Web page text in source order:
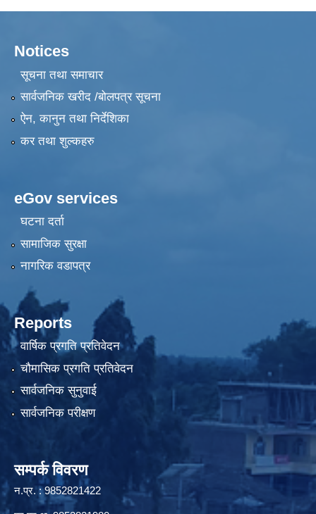
Notices
सूचना तथा समाचार
सार्वजनिक खरीद /बोलपत्र सूचना
ऐन, कानुन तथा निर्देशिका
कर तथा शुल्कहरु
eGov services
घटना दर्ता
सामाजिक सुरक्षा
नागरिक वडापत्र
Reports
वार्षिक प्रगति प्रतिवेदन
चौमासिक प्रगति प्रतिवेदन
सार्वजनिक सुनुवाई
सार्वजनिक परीक्षण
सम्पर्क विवरण
न.प्र. : 9852821422